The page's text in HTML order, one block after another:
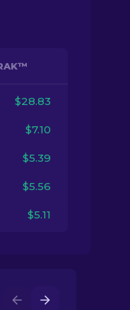
$28.83
$7.10
$5.39
$5.56
$5.11